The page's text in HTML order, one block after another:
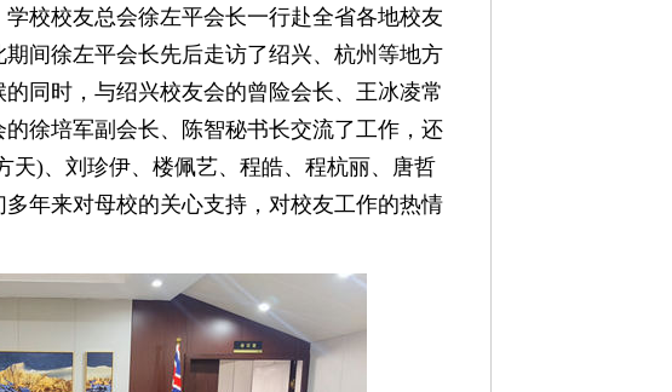
学校校友总会徐左平会长一行赴全省各地校友
间徐左平会长先后走访了绍兴、杭州等地方
同时，与绍兴校友会的曾险会长、王冰凌常
徐培军副会长、陈智秘书长交流了工作，还
天)、刘珍伊、楼佩艺、程皓、程杭丽、唐哲
年来对母校的关心支持，对校友工作的热情